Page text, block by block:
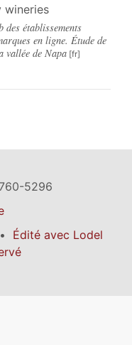
wineries
des établissements
en ligne. Étude de
vallée de Napa
5296
Édité avec Lodel